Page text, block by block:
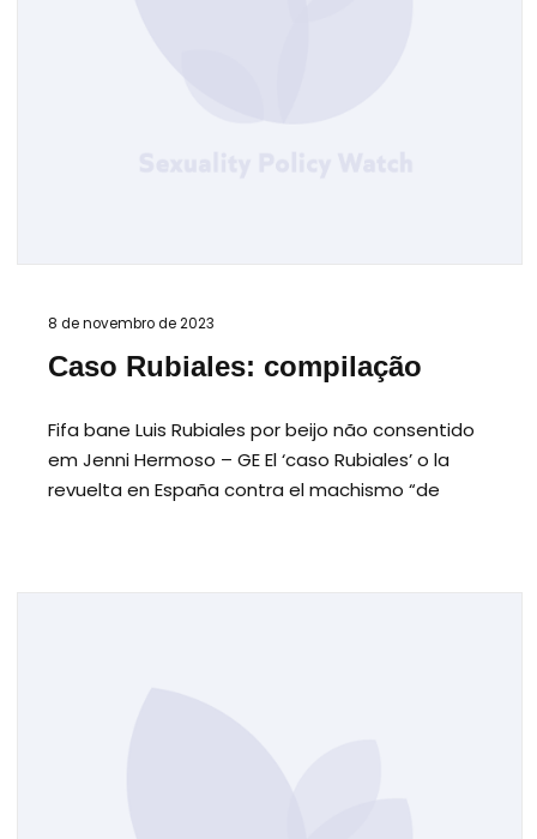
8 de novembro de 2023
Caso Rubiales: compilação
Fifa bane Luis Rubiales por beijo não consentido
em Jenni Hermoso – GE El ‘caso Rubiales’ o la
revuelta en España contra el machismo “de